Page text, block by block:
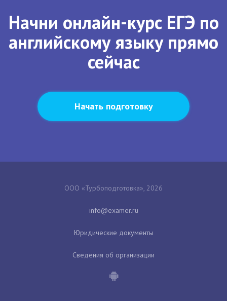
Начни онлайн-курс ЕГЭ по
английскому языку прямо
сейчас
Начать подготовку
ООО «Турбоподготовка», 2026
Юридические документы
Сведения об организации